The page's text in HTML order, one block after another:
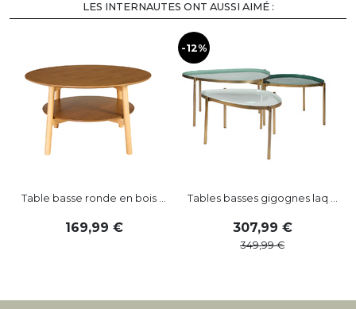
LES INTERNAUTES ONT AUSSI AIMÉ :
Table basse ronde en bois ...
169,99
-12%
Tables basses gigognes laq ...
307,99
349,99